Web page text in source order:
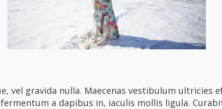
vel gravida nulla. Maecenas vestibulum ultricies
a dapibus in, iaculis mollis ligula.